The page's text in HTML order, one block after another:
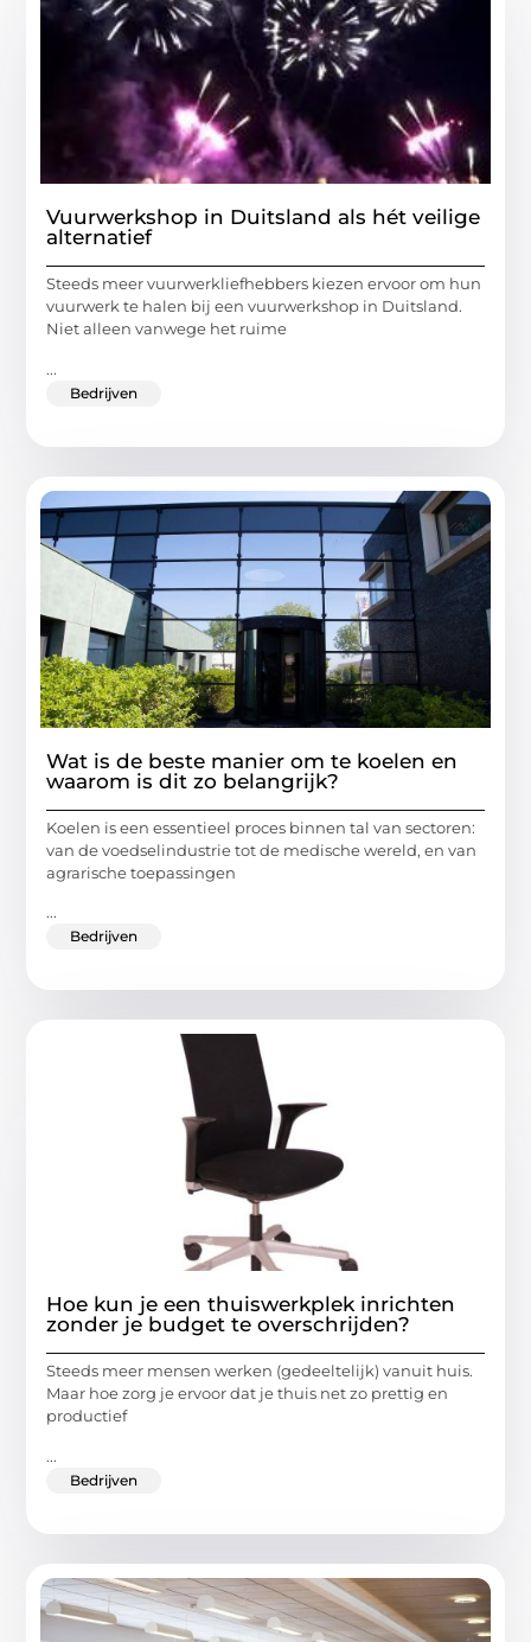
Vuurwerkshop in Duitsland als hét veilige
alternatief
Steeds meer vuurwerkliefhebbers kiezen ervoor om hun
vuurwerk te halen bij een vuurwerkshop in Duitsland.
Niet alleen vanwege het ruime
...
Bedrijven
Wat is de beste manier om te koelen en
waarom is dit zo belangrijk?
Koelen is een essentieel proces binnen tal van sectoren:
van de voedselindustrie tot de medische wereld, en van
agrarische toepassingen
...
Bedrijven
Hoe kun je een thuiswerkplek inrichten
zonder je budget te overschrijden?
Steeds meer mensen werken (gedeeltelijk) vanuit huis.
Maar hoe zorg je ervoor dat je thuis net zo prettig en
productief
...
Bedrijven